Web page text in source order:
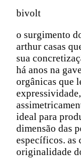
bivolt
o surgimento
arthur casas
sua
há anos na
orgânicas que
ideal para
dimensão das
específicos. as
originalidade